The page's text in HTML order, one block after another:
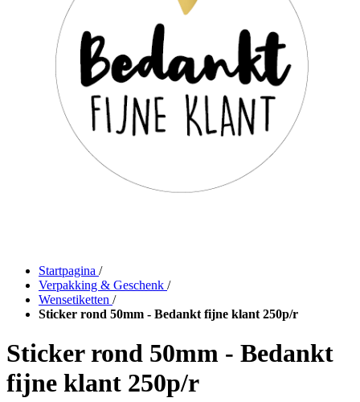
Startpagina /
Verpakking & Geschenk /
Wensetiketten /
Sticker rond 50mm - Bedankt fijne klant 250p/r
Sticker rond 50mm - Bedankt
fijne klant 250p/r